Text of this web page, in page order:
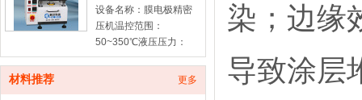
设备名称：膜电极精密
压机温控范围：
50~350℃液压压力：
10ton计时器：100min
材料推荐 更多
染；边缘
导致涂层